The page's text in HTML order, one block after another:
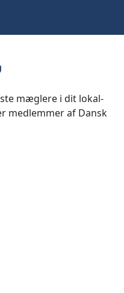
mæglere i dit lokal-
medlemmer af Dansk